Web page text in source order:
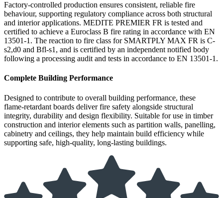
Factory‑controlled production ensures consistent, reliable fire
behaviour, supporting regulatory compliance across both structural
and interior applications. MEDITE PREMIER FR is tested and
certified to achieve a Euroclass B fire rating in accordance with EN
13501-1. The reaction to fire class for SMARTPLY MAX FR is C-
s2,d0 and Bfl-s1, and is certified by an independent notified body
following a processing audit and tests in accordance to EN 13501-1.
Complete Building Performance
Designed to contribute to overall building performance, these
flame‑retardant boards deliver fire safety alongside structural
integrity, durability and design flexibility. Suitable for use in timber
construction and interior elements such as partition walls, panelling,
cabinetry and ceilings, they help maintain build efficiency while
supporting safe, high‑quality, long‑lasting buildings.